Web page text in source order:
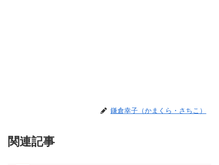
鎌倉幸子（かまくら・さちこ）
関連記事